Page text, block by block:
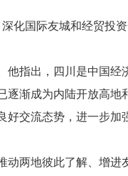
化国际友城和经贸投
指出，四川是中国经
逐渐成为内陆开放高地
交流态势，进一步加
两地彼此了解、增进